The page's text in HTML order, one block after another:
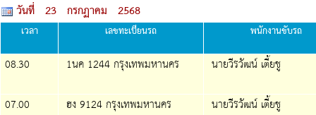
วันที่ 23 กรกฏาคม 2568
เวลา เลขทะเบียนรถ พนักงานขับรถ
08.30 1นค 1244 กรุงเทพมหานคร นายวีรวัฒน์ เตี้ยชู
07.00 ฮง 9124 กรุงเทพมหานคร นายวีรวัฒน์ เตี้ยชู